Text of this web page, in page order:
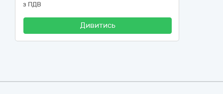
з ПДВ
Дивитись